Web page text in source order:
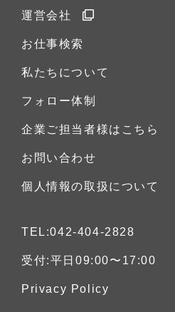
運営会社
お仕事検索
私たちについて
フォロー体制
企業ご担当者様はこちら
お問い合わせ
個人情報の取扱について
TEL:042-404-2828
受付:平日09:00〜17:00
Privacy Policy